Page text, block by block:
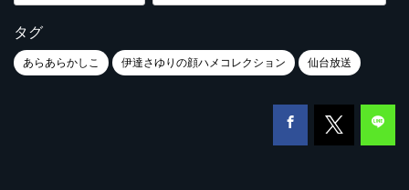
タグ
あらあらかしこ 伊達さゆりの顔ハメコレクション 仙台放送